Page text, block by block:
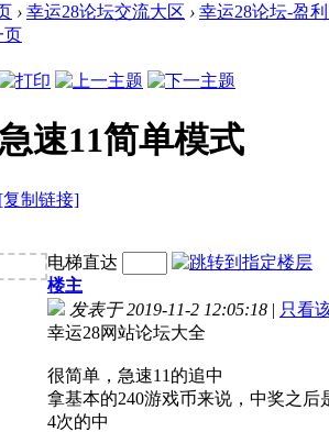
› 幸运28论坛交流大区 › 幸运28论坛-盈
页
速11简单模式
[复制链接]
电梯直达
楼主
发表于 2019-11-2 12:05:18 | 只看
幸运28网站论坛大全
很简单，急速11的追中
拿基本的240游戏币来说，中奖之
4次的中